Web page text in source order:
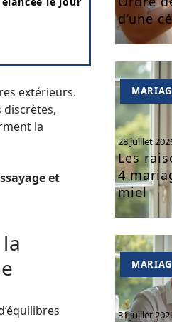
extérieurs.
la
et
d’une
28 juillet
Les
4
miel
31 juillet